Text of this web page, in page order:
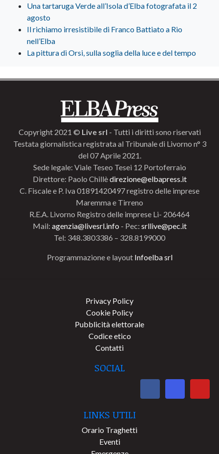
Una tartaruga Verde all’Isola d’Elba fotografata il 2
agosto
Il richiamo irresistibile di Franco Battiato a Rio
nell’Elba
La pittura di Orsi, sulla soglia della luce e del tempo
Copyright 2021 © Live srl - Tutti i diritti sono riservati
Testata giornalistica registrata al Tribunale di Livorno n° 3
del 07 Aprile 2021.
Sede legale: Viale Teseo Tesei 12 Portoferraio
Direttore: Paolo Chillèdirezione@elbapress.it
C. Fiscale e P. Iva 01891420497 registro delle imprese
Maremma e Tirreno
R.E.A. Livorno Registro delle imprese Li- 206464
Mail: agenzia@livesrl.info - Pec: srllive@pec.it
Tel: 348.3803386 – 328.8199000
Programmazione e layout Infoelba srl
Privacy Policy
Cookie Policy
Pubblicità elettorale
Codice etico
Contatti
SOCIAL
LINKS UTILI
Orario Traghetti
Eventi